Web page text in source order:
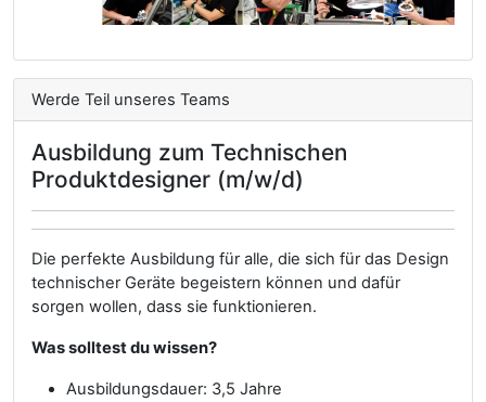
Werde Teil unseres Teams
Ausbildung zum Technischen
Produktdesigner (m/w/d)
Die perfekte Ausbildung für alle, die sich für das Design
technischer Geräte begeistern können und dafür
sorgen wollen, dass sie funktionieren.
Was solltest du wissen?
Ausbildungsdauer: 3,5 Jahre